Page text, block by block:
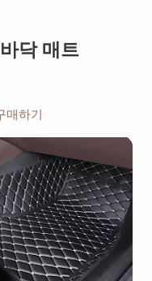
닥 매트
매하기